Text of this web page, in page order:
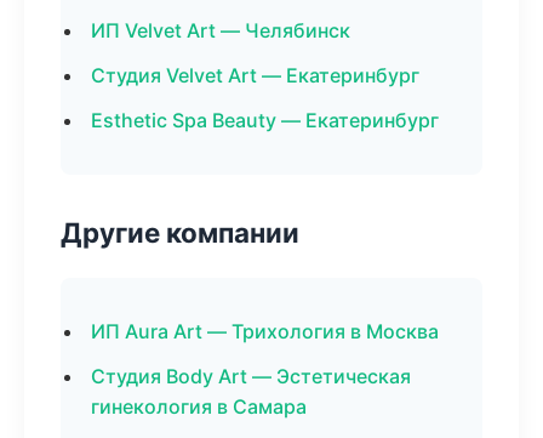
ИП Velvet Art — Челябинск
Студия Velvet Art — Екатеринбург
Esthetic Spa Beauty — Екатеринбург
Другие компании
ИП Aura Art — Трихология в Москва
Студия Body Art — Эстетическая
гинекология в Самара